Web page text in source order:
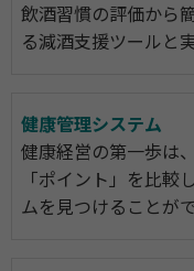
飲酒習慣の評価から
る減酒支援ツールと
健康管理システム
健康経営の第一歩は
「ポイント」を比較
ムを見つけることがで